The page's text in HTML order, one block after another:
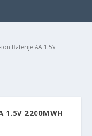
ion Baterije AA 1.5V
1.5V 2200MWH